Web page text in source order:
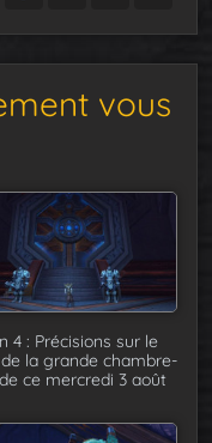
vous
4 : Précisions sur le
la grande chambre-
ce mercredi 3 août